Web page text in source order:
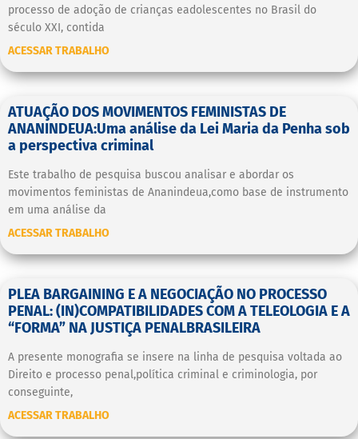
processo de adoção de crianças eadolescentes no Brasil do
século XXI, contida
ACESSAR TRABALHO
ATUAÇÃO DOS MOVIMENTOS FEMINISTAS DE
ANANINDEUA:Uma análise da Lei Maria da Penha sob
a perspectiva criminal
Este trabalho de pesquisa buscou analisar e abordar os
movimentos feministas de Ananindeua,como base de instrumento
em uma análise da
ACESSAR TRABALHO
PLEA BARGAINING E A NEGOCIAÇÃO NO PROCESSO
PENAL: (IN)COMPATIBILIDADES COM A TELEOLOGIA E A
“FORMA” NA JUSTIÇA PENALBRASILEIRA
A presente monografia se insere na linha de pesquisa voltada ao
Direito e processo penal,política criminal e criminologia, por
conseguinte,
ACESSAR TRABALHO